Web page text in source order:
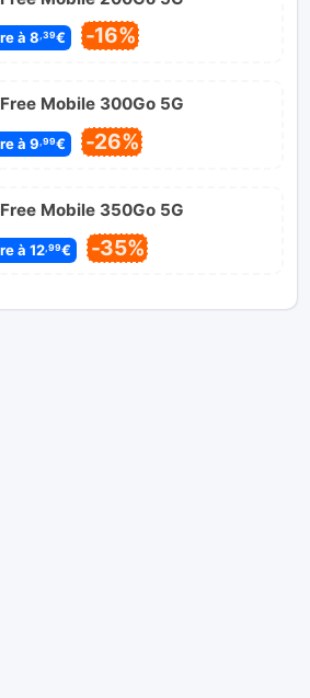
à 8 ,39€ -16%
Mobile 300Go 5G
à 9 ,99€ -26%
Mobile 350Go 5G
à 12,99€ -35%